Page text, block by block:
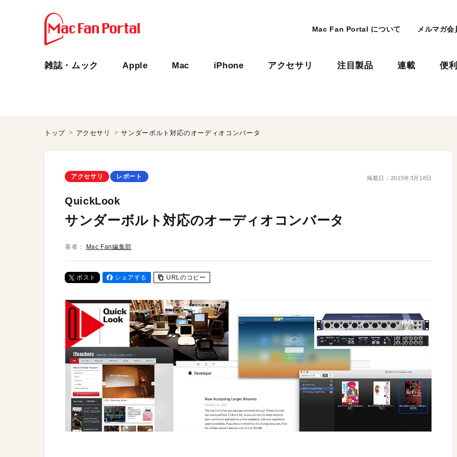
Mac Fan Portal について メルマガ会
雑誌・ムック Apple Mac iPhone アクセサリ 注目製品 連載 便
トップ アクセサリ サンダーボルト対応のオーディオコンバータ
アクセサリ レポート 掲載日： 2015年3月18日
QuickLook
サンダーボルト対応のオーディオコンバータ
著者： Mac Fan編集部
ポスト シェアする URLのコピー